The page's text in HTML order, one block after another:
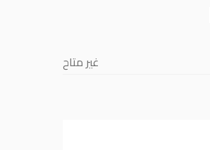
غير متاح